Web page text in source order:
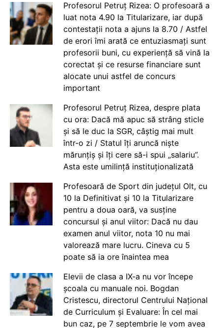
Profesorul Petruț Rizea: O profesoară a
luat nota 4.90 la Titularizare, iar după
contestații nota a ajuns la 8.70 / Astfel
de erori îmi arată ce entuziasmați sunt
profesorii buni, cu experiență să vină la
corectat și ce resurse financiare sunt
alocate unui astfel de concurs
important
Profesorul Petruț Rizea, despre plata
cu ora: Dacă mă apuc să strâng sticle
și să le duc la SGR, câștig mai mult
într-o zi / Statul îți aruncă niște
mărunțiș și îți cere să-i spui „salariu”.
Asta este umilință instituționalizată
Profesoară de Sport din județul Olt, cu
10 la Definitivat și 10 la Titularizare
pentru a doua oară, va susține
concursul și anul viitor: Dacă nu dau
examen anul viitor, nota 10 nu mai
valorează mare lucru. Cineva cu 5
poate să ia ore înaintea mea
Elevii de clasa a IX-a nu vor începe
școala cu manuale noi. Bogdan
Cristescu, directorul Centrului Național
de Curriculum și Evaluare: În cel mai
bun caz, pe 7 septembrie le vom avea